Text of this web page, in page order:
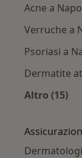
Acne a
Verruche a
Psoriasi a
Dermatite
Altro (15)